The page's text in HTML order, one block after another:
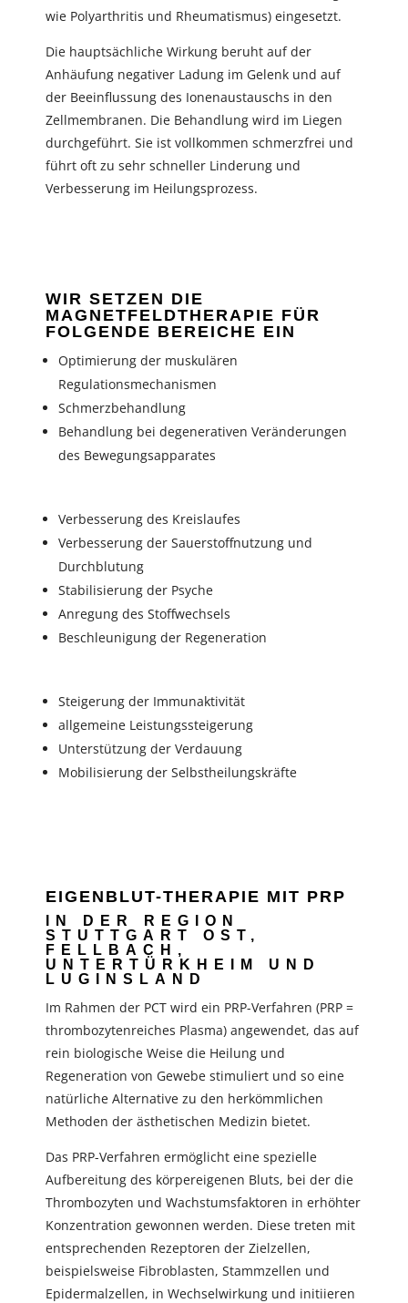
wie Polyarthritis und Rheumatismus) eingesetzt.
Die hauptsächliche Wirkung beruht auf der
Anhäufung negativer Ladung im Gelenk und auf
der Beeinflussung des Ionenaustauschs in den
Zellmembranen. Die Behandlung wird im Liegen
durchgeführt. Sie ist vollkommen schmerzfrei und
führt oft zu sehr schneller Linderung und
Verbesserung im Heilungsprozess.
WIR SETZEN DIE
MAGNETFELDTHERAPIE FÜR
FOLGENDE BEREICHE EIN
Optimierung der muskulären
Regulationsmechanismen
Schmerzbehandlung
Behandlung bei degenerativen Veränderungen
des Bewegungsapparates
Verbesserung des Kreislaufes
Verbesserung der Sauerstoffnutzung und
Durchblutung
Stabilisierung der Psyche
Anregung des Stoffwechsels
Beschleunigung der Regeneration
Steigerung der Immunaktivität
allgemeine Leistungssteigerung
Unterstützung der Verdauung
Mobilisierung der Selbstheilungskräfte
EIGENBLUT-THERAPIE MIT PRP
IN DER REGION
STUTTGART OST,
FELLBACH,
UNTERTÜRKHEIM UND
LUGINSLAND
Im Rahmen der PCT wird ein PRP-Verfahren (PRP =
thrombozytenreiches Plasma) angewendet, das auf
rein biologische Weise die Heilung und
Regeneration von Gewebe stimuliert und so eine
natürliche Alternative zu den herkömmlichen
Methoden der ästhetischen Medizin bietet.
Das PRP-Verfahren ermöglicht eine spezielle
Aufbereitung des körpereigenen Bluts, bei der die
Thrombozyten und Wachstumsfaktoren in erhöhter
Konzentration gewonnen werden. Diese treten mit
entsprechenden Rezeptoren der Zielzellen,
beispielsweise Fibroblasten, Stammzellen und
Epidermalzellen, in Wechselwirkung und initiieren